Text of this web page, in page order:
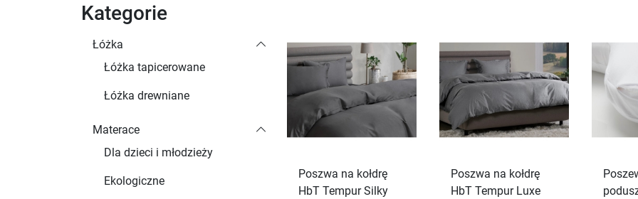
Kategorie
Łóżka
Łóżka tapicerowane
Łóżka drewniane
Materace
Dla dzieci i młodzieży
Ekologiczne
Poszwa na kołdrę
HbT Tempur Silky
Poszwa na kołdrę
HbT Tempur Luxe